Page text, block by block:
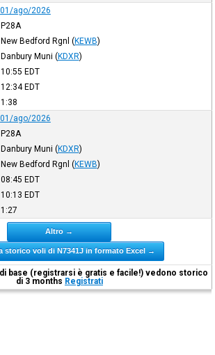
01/ago/2026
P28A
New Bedford Rgnl (KEWB)
Danbury Muni (KDXR)
10:55 EDT
12:34EDT
1:38
01/ago/2026
P28A
Danbury Muni (KDXR)
New Bedford Rgnl (KEWB)
08:45 EDT
10:13 EDT
1:27
Altro →
storico voli di N7341J in formato Excel →
base (registrarsi è gratis e facile!) vedono storico
di 3 months Registrati